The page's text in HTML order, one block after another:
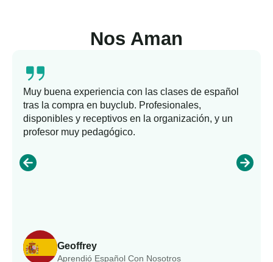
Nos Aman
Geoffrey
Aprendió Español Con Nosotros
Muy buena experiencia con las clases de español
tras la compra en buyclub. Profesionales,
disponibles y receptivos en la organización, y un
profesor muy pedagógico.